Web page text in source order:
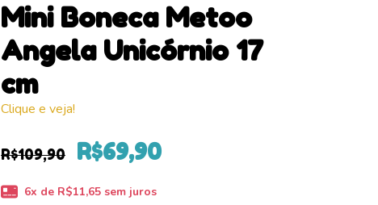
Mini Boneca Metoo
Angela Unicórnio 17
cm
Clique e veja!
R$109,90 R$69,90
6x de R$11,65sem juros